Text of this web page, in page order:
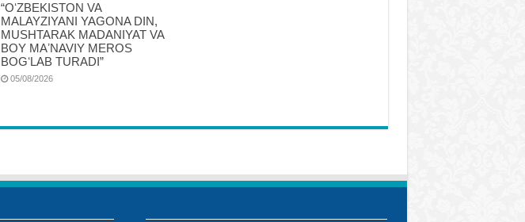
“OʻZBEKISTON VA
MALAYZIYANI YAGONA DIN,
MUSHTARAK MADANIYAT VA
BOY MAʼNAVIY MEROS
BOGʻLAB TURADI”
05/08/2026